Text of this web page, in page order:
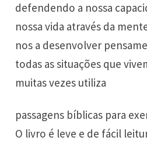
defendendo a nossa
nossa vida através da
nos a desenvolver
todas as situações que
muitas vezes utiliza
passagens bíblicas para
O livro é leve e de fácil